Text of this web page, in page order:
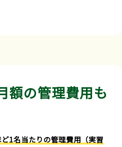
額の管理費用も
1名当たりの管理費用（実習